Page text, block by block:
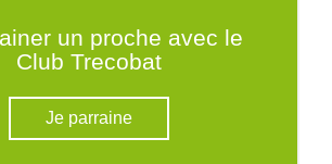
un proche avec le
Club Trecobat
Je parraine